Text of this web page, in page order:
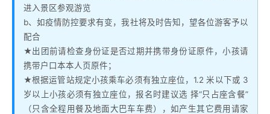
进入景区参观游览
b、如疫情防控要求有变，我社将及时告知，望各位游客予以
配合
★出团前请检查身份证是否过期并携带身份证原件，小孩请
携带户口本本人页原件；
★根据运管站规定小孩乘车必须有独立座位，1.2 米以下或 3
岁以上小孩必须有独立座位，报名时建议选 择“只占座含餐”
（只含全程用餐及地面大巴车车费），如产生其它费用请家